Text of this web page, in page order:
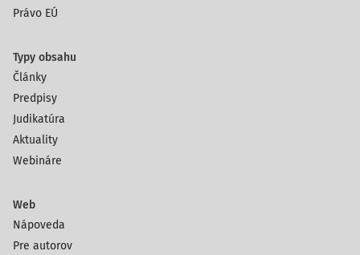
Právo EÚ
Typy obsahu
Články
Predpisy
Judikatúra
Aktuality
Webináre
Web
Nápoveda
Pre autorov